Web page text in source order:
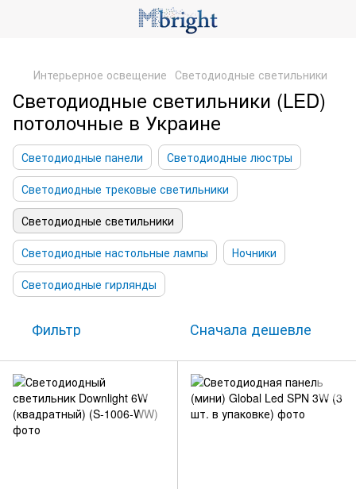
Интерьерное освещение Светодиодные светильники
Светодиодные светильники (LED)
потолочные в Украине
Светодиодные панели
Светодиодные люстры
Светодиодные трековые светильники
Светодиодные светильники
Светодиодные настольные лампы
Ночники
Светодиодные гирлянды
Фильтр Сначала дешевле